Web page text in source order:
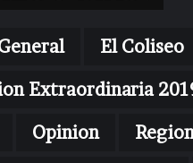
El Coliseo
Extraordinaria
Opinion